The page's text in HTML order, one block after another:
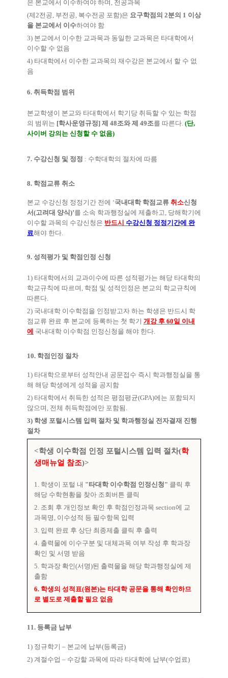
은 본교에서 이수하여야 하며 , 전공과목
(제2전공, 부전공, 복수전공 포함)은 요구학점의 2분의 1 이상
을 본교에서 이수하여야 함
3) 본교에서 이수한 교과목과 동일한 교과목은 타대학에서
이수할 수 없음
4) 타대학에서 이수한 교과목의 재수강은 본교에서 할 수 없
음
6. 취득학점 범위
본교학생이 본교와 타대학에서 학기당 취득할 수 있는 학점
의 범위는 [학사운영규정] 제 48조와 제 49조를 따른다. (단,
사이버 강의는 신청할 수 없음)
7. 수강신청 및 정정 : 수학대학의 절차에 따름
8. 학점교류 취소
본교 수강신청 정정기간 전에 ‘국내대학 학점교류 취소신청
서 (고려대 양식)’를 소속 학과행정실에 제출하고, 당해학기에
이수할 과목의 수강신청은 반드시 수강신청 정정기간에 완
료해야 한다.
9. 성적평가 및 학점인정 신청
1) 타대학에서의 교과이수에 따른 성적평가는 해당 타대학의
학교규칙에 따르며 , 학점 및 성적인정은 본교의 학교규칙에
따른다.
2) 국내대학 이수학점을 인정받고자 하는 학생은 반드시 학
점교류 완료 후 본교에 등록하는 첫 학기 개강 후 60일 이내
에 국내대학 이수학점 인정신청을 해야 한다.
10. 학점인정 절차
1) 타대학으로부터 성적안내 공문접수 즉시 학과행정실을 통
해 해당 학생에게 성적을 공지함
2) 타대학에서 취득한 성적은 평점평균(GPA)에는 포함되지
않으며 , 전체 취득학점에만 포함됨 .
3) 학생 포털시스템 입력 절차 및 학과행정실 전자결재 진행
절차
<학생 이수학점 인정 포털시스템 입력 절차(학
생매뉴얼 참조)>
1. 학생이 포털 내 "타대학 이수학점 인정신청" 클릭 후
해당 수학현황을 찾아 조회버튼 클릭
2. 조회 후 개인정보 확인 후 학점인정과목 section에 교
과목명 , 이수성적 등 필수항목 입력
3. 입력 완료 후 상단 최종제출 클릭 후 출력
4. 출력물에 이수구분 및 대체과목 여부 작성 후 학과장
확인 및 서명 받음
5. 학과장 확인(서명)된 출력물을 해당 학과행정실에 제
출함
6. 학생의 성적표(원본)는 타대학 공문을 통해 확인하므
로 별도로 제출할 필요 없음
11. 등록금 납부
1) 정규학기 – 본교에 납부(등록금)
2) 계절수업 – 수강할 과목에 따라 타대학에 납부(수업료)